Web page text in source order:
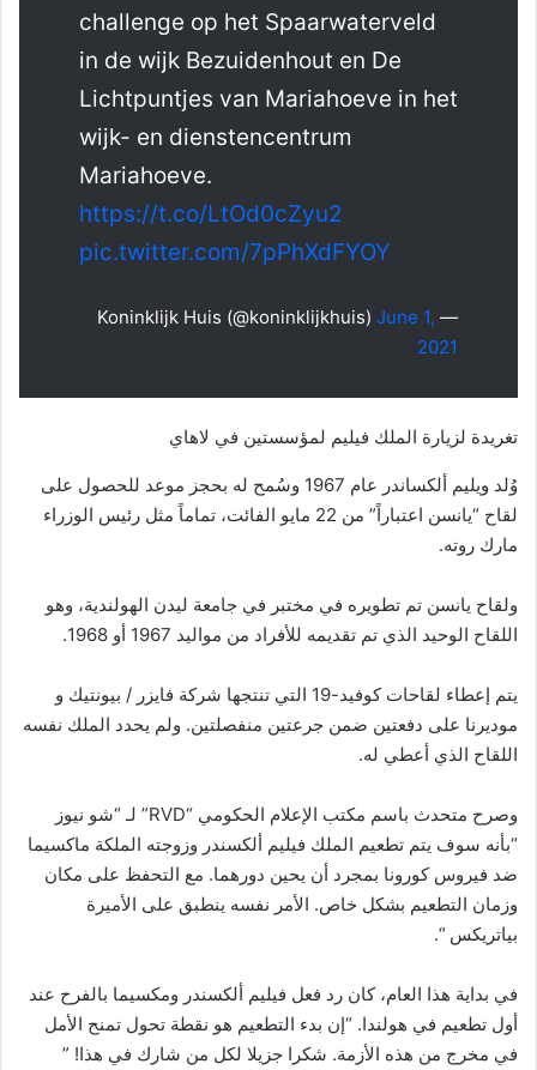
challenge op het Spaarwaterveld
in de wijk Bezuidenhout en De
Lichtpuntjes van Mariahoeve in het
wijk- en dienstencentrum
Mariahoeve.
https://t.co/LtOd0cZyu2
pic.twitter.com/7pPhXdFYOY
— Koninklijk Huis (@koninklijkhuis)
June 1,
2021
تغريدة لزيارة الملك فيليم لمؤسستين في لاهاي
وُلد ويليم ألكساندر عام 1967 وسُمح له بحجز موعد للحصول على
لقاح “يانسن اعتباراً” من 22 مايو الفائت، تماماً مثل رئيس الوزراء
مارك روته.
ولقاح يانسن تم تطويره في مختبر في جامعة ليدن الهولندية، وهو
اللقاح الوحيد الذي تم تقديمه للأفراد من مواليد 1967 أو 1968.
يتم إعطاء لقاحات كوفيد-19 التي تنتجها شركة فايزر / بيونتيك و
موديرنا على دفعتين ضمن جرعتين منفصلتين. ولم يحدد الملك نفسه
اللقاح الذي أعطي له.
وصرح متحدث باسم مكتب الإعلام الحكومي “RVD” لـ “شو نيوز
“بأنه سوف يتم تطعيم الملك فيليم ألكسندر وزوجته الملكة ماكسيما
ضد فيروس كورونا بمجرد أن يحين دورهما. مع التحفظ على مكان
وزمان التطعيم بشكل خاص. الأمر نفسه ينطبق على الأميرة
بياتريكس “.
في بداية هذا العام، كان رد فعل فيليم ألكسندر ومكسيما بالفرح عند
أول تطعيم في هولندا. “إن بدء التطعيم هو نقطة تحول تمنح الأمل
في مخرج من هذه الأزمة. شكرا جزيلا لكل من شارك في هذا! ”